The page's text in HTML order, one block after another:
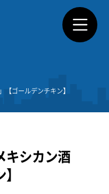
【ゴールデンチキン】
キシカン酒